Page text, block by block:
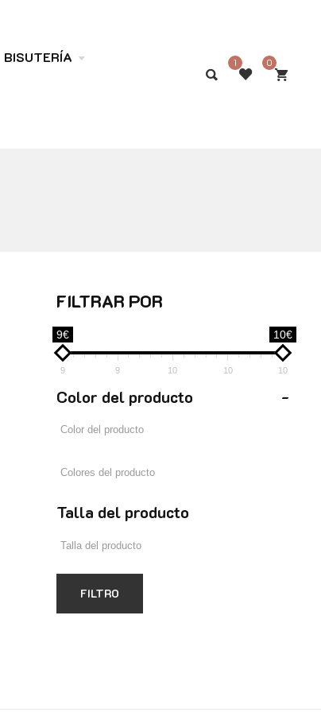
BISUTERÍA 1 0
FILTRAR POR
9€ 10€
9 9 10 10 10
Color del producto -
Talla del producto
FILTRO